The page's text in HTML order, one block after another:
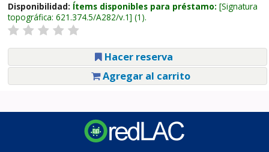
Disponibilidad: Ítems disponibles para préstamo: Signatura
topográfica: 621.374.5/A282/v.1 (1).
Hacer reserva
Agregar al carrito